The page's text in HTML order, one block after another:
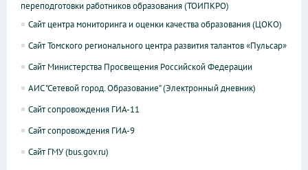
переподготовки работников образования (ТОИПКРО)
Сайт центра мониторинга и оценки качества образования (ЦОКО)
Сайт Томского регионального центра развития талантов «Пульсар»
Сайт Министерства Просвещения Российской Федерации
АИС "Сетевой город. Образование" (Электронный дневник)
Сайт сопровождения ГИА-11
Сайт сопровождения ГИА-9
Сайт ГМУ (bus.gov.ru)